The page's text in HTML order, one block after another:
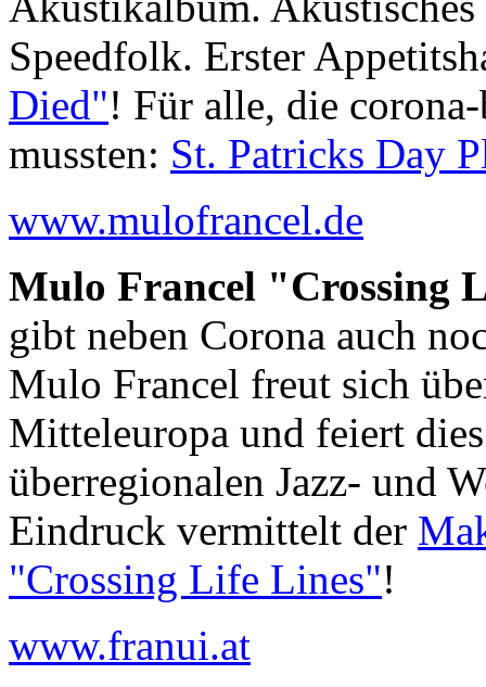
Speedfolk. Erster
Died"! Für alle, die
mussten: St. Patricks Day
www.mulofrancel.de
Mulo Francel "Crossing
gibt neben Corona auch
Mulo Francel freut sich
Mitteleuropa und feiert
überregionalen Jazz- und
Eindruck vermittelt der
"Crossing Life Lines"!
www.franui.at